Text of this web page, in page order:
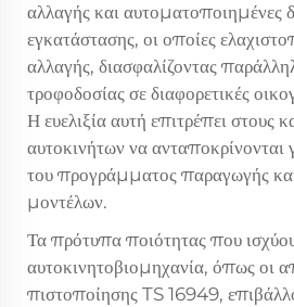
αλλαγής και αυτοματοποιημένες
εγκατάστασης, οι οποίες
αλλαγής, διασφαλίζοντας
τροφοδοσίας σε διαφορετικές
Η ευελιξία αυτή επιτρέπει στους
αυτοκινήτων να ανταποκρίνονται
του προγράμματος παραγωγής
μοντέλων.
Τα πρότυπα ποιότητας που
αυτοκινητοβιομηχανία, όπως οι
πιστοποίησης TS 16949,